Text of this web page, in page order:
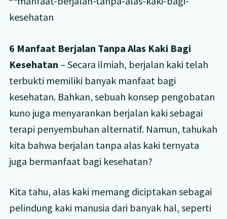
6 Manfaat Berjalan Tanpa Alas Kaki Bagi
Kesehatan – Secara ilmiah, berjalan kaki telah
terbukti memiliki banyak manfaat bagi
kesehatan. Bahkan, sebuah konsep pengobatan
kuno juga menyarankan berjalan kaki sebagai
terapi penyembuhan alternatif. Namun, tahukah
kita bahwa berjalan tanpa alas kaki ternyata
juga bermanfaat bagi kesehatan?
Kita tahu, alas kaki memang diciptakan sebagai
pelindung kaki manusia dari banyak hal, seperti